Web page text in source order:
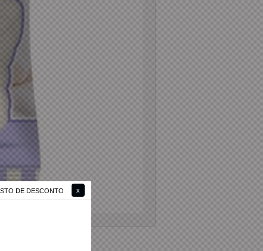
DE DESCONTO